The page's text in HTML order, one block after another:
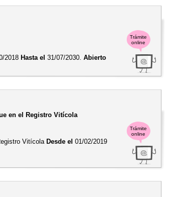
Trámite
online
2018 Hasta el 31/07/2030.Abierto
Trámite
online
en el Registro Vitícola
Vitícola Desde el 01/02/2019